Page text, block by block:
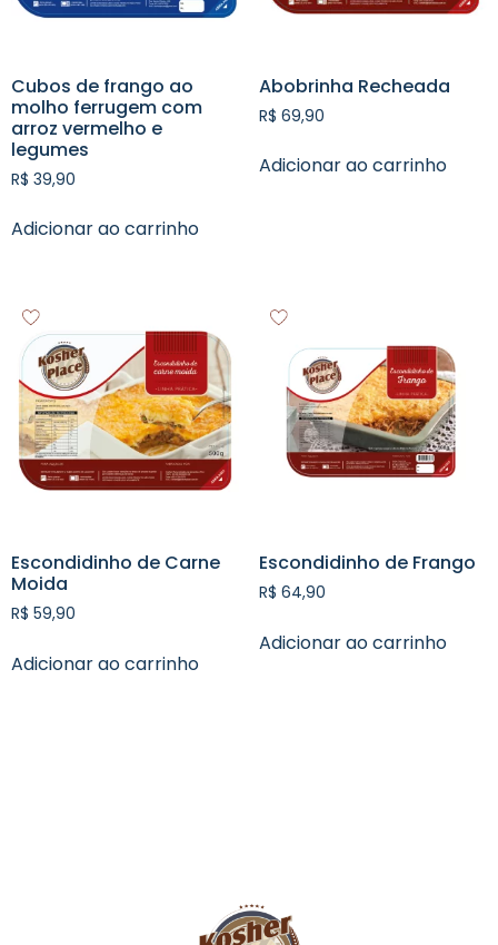
Cubos de frango ao
molho ferrugem com
arroz vermelho e
legumes
R$ 39,90
Adicionar ao carrinho
Abobrinha Recheada
R$ 69,90
Adicionar ao carrinho
Escondidinho de Carne
Moida
R$ 59,90
Adicionar ao carrinho
Escondidinho de Frango
R$ 64,90
Adicionar ao carrinho